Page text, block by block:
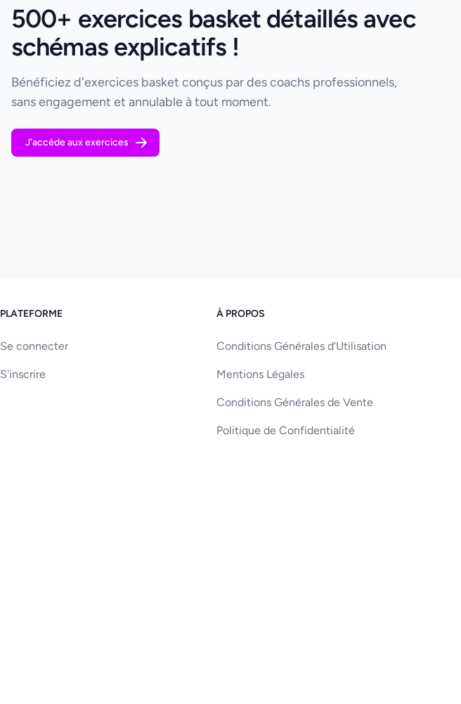
500+ exercices basket détaillés avec
schémas explicatifs !
Bénéficiez d'exercices basket conçus par des coachs professionnels,
sans engagement et annulable à tout moment.
J'accède aux exercices
PLATEFORME
Se connecter
S'inscrire
À PROPOS
Conditions Générales d'Utilisation
Mentions Légales
Conditions Générales de Vente
Politique de Confidentialité